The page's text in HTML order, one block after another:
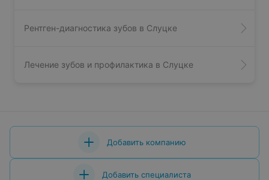
Рентген-диагностика зубов в Слуцке
Лечение зубов и профилактика в Слуцке
Добавить компанию
Добавить специалиста